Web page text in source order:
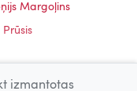
Margoļins
Prūsis
izmantotas